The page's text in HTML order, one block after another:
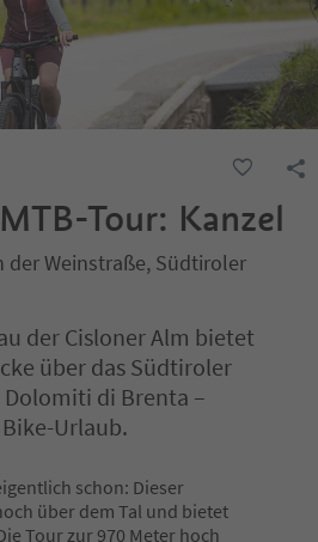
Tour: Kanzel
der Weinstraße, Südtiroler
der Cisloner Alm bietet
über das Südtiroler
di Brenta –
Urlaub.
schon: Dieser
über dem Tal und bietet
Tour zur 970 Meter hoch